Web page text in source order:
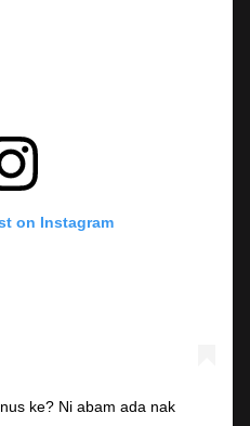
on Instagram
ke? Ni abam ada nak